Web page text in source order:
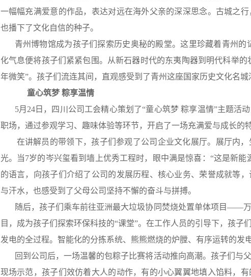
一幅幅充满爱意的作品，表达对远在海外父亲的深深思念。古城之
也播下了文化自信的种子。
青州博物馆成为孩子们探索历史奥秘的殿堂。这里珍藏着青州
化气息便将孩子们紧紧包围。从新石器时代的东夷陶器到明代科举
年微笑”。孩子们流连其间，直观感受到了青州这座国家历史文化名
童心筑梦 粽享温情
5月24日，四川公司工会精心策划了“童心筑梦 粽享温情”主题活
职场，通过参观学习、趣味体验等环节，开启了一场充满爱与成长的
在讲解员的带领下，孩子们参观了公司企业文化展厅。展厅内
光。当7岁的岑兴玺看到墙上优秀工程时，眼中满是惊喜：“这是新
的语言，向孩子们介绍了公司的发展历程、核心业务、荣誉成就等
与汗水，也感受到了父母公司坚持不懈的奋斗与拼搏。
随后，孩子们乘车前往亚洲最大垃圾协同焚烧处置单体项目——
目，成为孩子们探索环保科技的“课堂”。在工作人员的引导下，孩子
发电的全过程。智能化的分拣系统、熊熊燃烧的炉膛、有序运转的发
回到公司后，一场温馨的包粽子比赛将活动推向高潮。孩子们与
现场示范，孩子们效仿着大人的动作，有的小心翼翼地填入馅料，